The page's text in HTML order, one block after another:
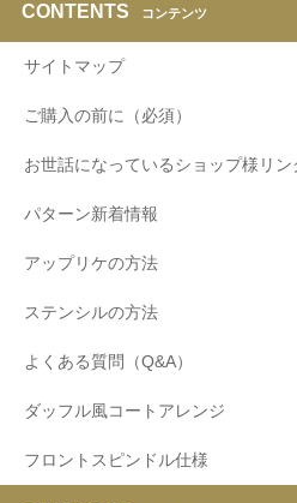
CONTENTS コンテンツ
サイトマップ
ご購入の前に（必須）
お世話になっているショップ様リン
パターン新着情報
アップリケの方法
ステンシルの方法
よくある質問（Q&A）
ダッフル風コートアレンジ
フロントスピンドル仕様